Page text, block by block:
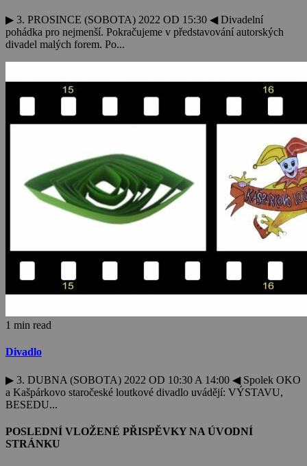
▶ 3. PROSINCE (SOBOTA) 2022 OD 15:30 ◀ Divadelní
pohádka pro nejmenší. Pokračujeme v představování autorských
divadel malých forem. Po...
1 min read
Divadlo
▶ 3. DUBNA (SOBOTA) 2022 OD 10:30 A 14:00 ◀ Spolek OKO
a Kašpárkovo staročeské loutkové divadlo uvádějí: VÝSTAVU,
BESEDU...
POSLEDNÍ VLOŽENÉ PŘISPĚVKY NA ÚVODNÍ
STRÁNKU